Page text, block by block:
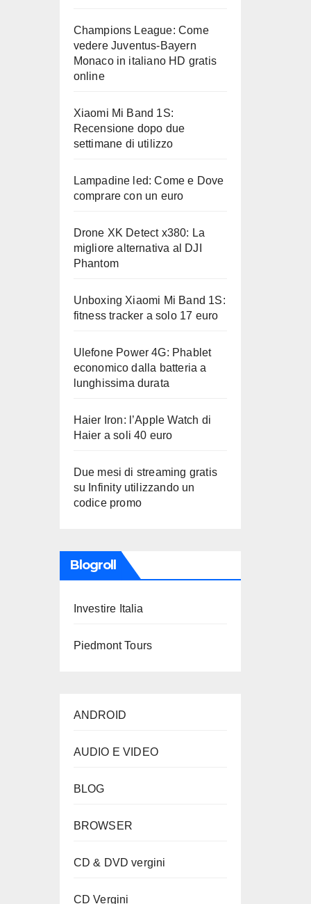
Champions League: Come
vedere Juventus-Bayern
Monaco in italiano HD gratis
online
Xiaomi Mi Band 1S:
Recensione dopo due
settimane di utilizzo
Lampadine led: Come e Dove
comprare con un euro
Drone XK Detect x380: La
migliore alternativa al DJI
Phantom
Unboxing Xiaomi Mi Band 1S:
fitness tracker a solo 17 euro
Ulefone Power 4G: Phablet
economico dalla batteria a
lunghissima durata
Haier Iron: l’Apple Watch di
Haier a soli 40 euro
Due mesi di streaming gratis
su Infinity utilizzando un
codice promo
Blogroll
Investire Italia
Piedmont Tours
ANDROID
AUDIO E VIDEO
BLOG
BROWSER
CD & DVD vergini
CD Vergini